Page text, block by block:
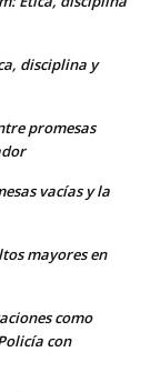
disciplina y
promesas
vacías y la
mayores en
como
con